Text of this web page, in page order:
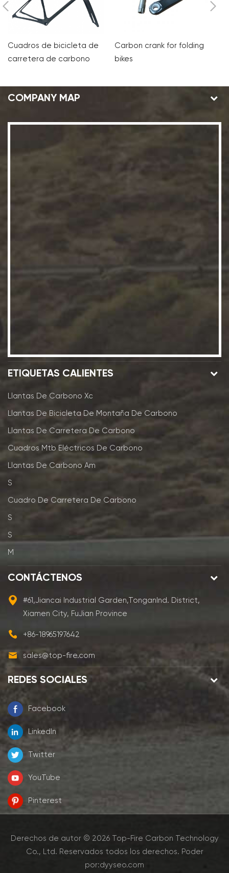
Cuadros de bicicleta de
carretera de carbono
personalizados
Carbon crank for folding
bikes
COMPANY MAP
ETIQUETAS CALIENTES
Llantas De Carbono Xc
Llantas De Bicicleta De Montaña De Carbono
Llantas De Carretera De Carbono
Cuadros Mtb Eléctricos De Carbono
Llantas De Carbono Am
S
Cuadro De Carretera De Carbono
S
S
M
CONTÁCTENOS
#61,Jiancai Industrial Garden,TonganInd. District,
Xiamen City, FuJian Province
+86-18965197642
sales@top-fire.com
REDES SOCIALES
Facebook
LinkedIn
Twitter
YouTube
Pinterest
Derechos de autor © 2026 Top-Fire Carbon Technology
Co., Ltd. Reservados todos los derechos. Poder
por:dyyseo.com